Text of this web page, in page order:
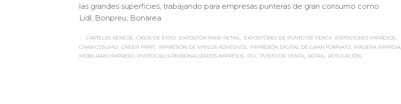
las grandes superficies, trabajando para empresas punteras de gran consumo como
Lidl, Bonpreu, Bonarea
CARTELES AÉREOS CASOS DE ÉXITO EXPOSITOR PARA RETAIL EXPOSITORES DE PUNTO DE VENTA
EXPOSITORES IMPRESOS
GRAN COSUMO GREEN PRINT IMPRESIÓN DE VINILOS ADHESIVOS IMPRESIÓN DIGITAL DE GRAN FORMATO
MADERA IMPRESA
MOBILIARIO IMPRESO
PHOTOCALLS PERSONALIZADOS IMPRESOS PLV PUNTO DE VENTA RETAIL ROTULACIÓN